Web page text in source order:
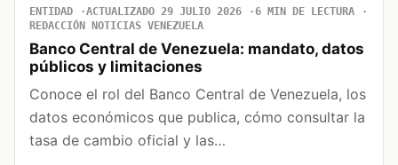
ENTIDAD ACTUALIZADO 29 JULIO 2026
6 MIN DE LECTURA
REDACCIÓN NOTICIAS VENEZUELA
Banco Central de Venezuela: mandato, datos
públicos y limitaciones
Conoce el rol del Banco Central de Venezuela, los
datos económicos que publica, cómo consultar la
tasa de cambio oficial y las…